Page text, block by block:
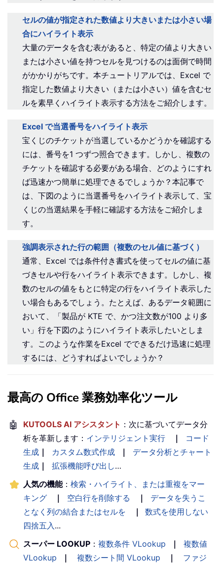
セルの値が指定された数値より大きいまたは小さい場
合にハイライト表示
大量のデータを含む表があると、特定の値より大きい
または小さい値を持つセルを見つけるのは面倒で時間
がかかりがちです。本チュートリアルでは、Excel で
指定した数値より大きい（または小さい）値を含むセ
ルを素早くハイライト表示する方法をご紹介します。
Excel で当選番号をハイライト表示
宝くじのチケットが当選しているかどうかを確認する
には、番号を1 つずつ照合できます。しかし、複数の
チケットを確認する必要がある場合、どのようにすれ
ば迅速かつ簡単に処理できるでしょうか？本記事で
は、下図のように当選番号をハイライト表示して、宝
くじの当選結果を手軽に確認する方法をご紹介しま
す。
強調表示された行の範囲（複数のセル値に基づく）
通常、Excel では条件付き書式を使ってセルの値に基
づきセルや行をハイライト表示できます。しかし、複
数のセルの値をもとに特定の行をハイライト表示した
い場合もあるでしょう。たとえば、あるデータ範囲に
おいて、「製品が KTE で、かつ注文数が100 より多
い」行を下図のようにハイライト表示したいとしま
す。このような作業をExcel でできるだけ迅速に処理
するには、どうすればよいでしょうか？
最高の Office 業務効率化ツール
🤖 KUTOOLS AI アシスタント ：次に基づいてデータ分
析を革新します： インテリジェント実行 ｜
コード
生成 ｜ カスタム数式作成 ｜
データ分析とチャート
生成 ｜ 拡張機能呼び出し…
人気の機能： 検索・ハイライト、または重複をマー
キング
｜ 空白行を削除する ｜
データを失うこ
となく列の結合またはセルを
｜
数式を使用しない
四捨五入 ...
スーパー LOOKUP ： 複数条件 VLookup ｜
複数値
VLookup
｜ 複数シート間 VLookup ｜
ファジ